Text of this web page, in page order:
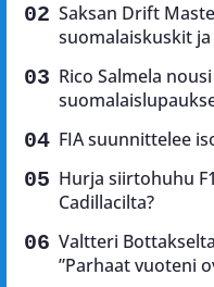
Saksan Drift
suomalaiskuskit
Rico Salmela
FIA suunnittelee
Hurja siirtohuhu
Cadillacilta?
Valtteri
”Parhaat vuoteni